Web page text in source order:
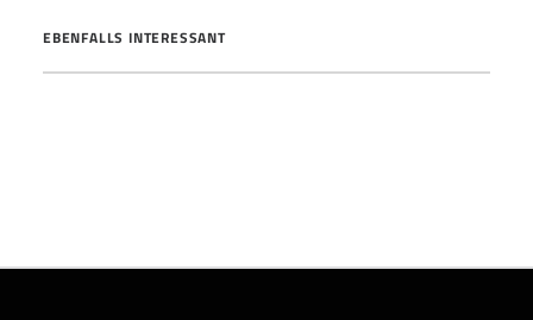
EBENFALLS INTERESSANT